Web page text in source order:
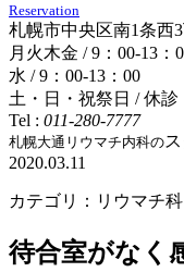
Reservation
札幌市中央区南1条西
月火木金 / 9：00-13
水 / 9：00-13：00
土・日・祝祭日 / 休診
Tel : 011-280-7777
札幌大通リウマチ内科の
2020.03.11
カテゴリ：リウマチ
待合室がなく